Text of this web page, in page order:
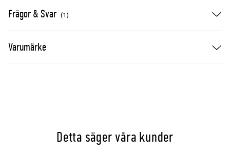
Frågor & Svar (1)
Varumärke
Detta säger våra kunder